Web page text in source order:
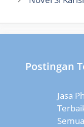
Postingan
Jasa